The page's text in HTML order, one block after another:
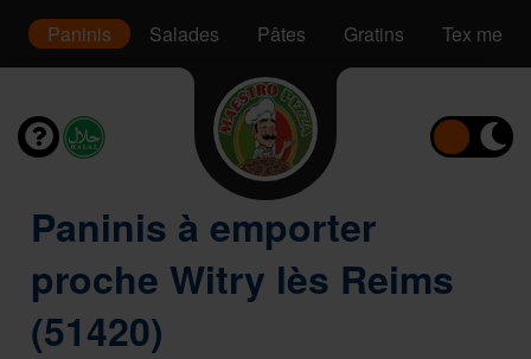
Paninis Salades Pâtes Gratins Tex mex
Paninis à emporter
proche Witry lès Reims
(51420)